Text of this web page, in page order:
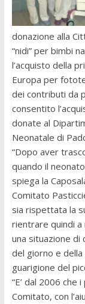
donazione alla
“nidi” per bimbi
l’acquisto della
Europa per
dei contributi da
consentito
donate al
Neonatale di
“Dopo aver
quando il
spiega la
Comitato
sia rispettata la
rientrare quindi a
una situazione di
del giorno e
guarigione del
“E’ dal 2006 che
Comitato, con